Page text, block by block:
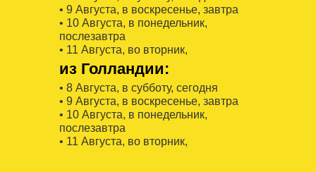
• 9 Августa, в воскресенье, завтра
• 10 Августa, в понедельник,
послезавтра
• 11 Августa, во вторник,
из Голландии:
• 8 Августa, в субботу, сегодня
• 9 Августa, в воскресенье, завтра
• 10 Августa, в понедельник,
послезавтра
• 11 Августa, во вторник,